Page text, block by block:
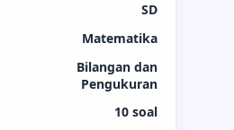
SD
Matematika
Bilangan dan
Pengukuran
10 soal